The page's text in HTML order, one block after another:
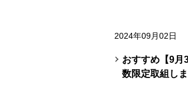
2024年09月02日
おすすめ【9月
数限定取組し